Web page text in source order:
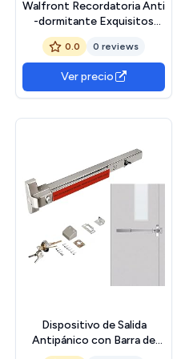
Walfront Recordatoria Anti
-dormitante Exquisitos
Dispositivo de Alarma del
Controlador de Material
ABS para Viajeros Seguros
de Conducción (BLACK)
0.0 0 reviews
Ver precio
Dispositivo de Salida
Antipánico con Barra de
Empuje,Barras Antipánico